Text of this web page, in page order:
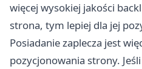
więcej wysokiej jakości
strona, tym lepiej dla jej
Posiadanie zaplecza jest
pozycjonowania strony. Jeśli